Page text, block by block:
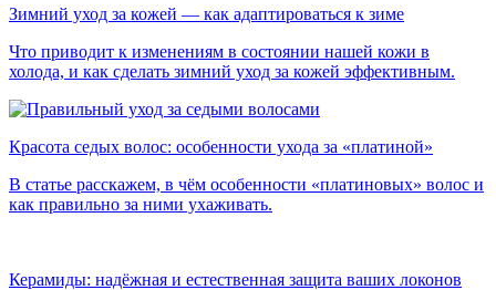
Зимний уход за кожей — как адаптироваться к зиме
Что приводит к изменениям в состоянии нашей кожи в
холода, и как сделать зимний уход за кожей эффективным.
Красота седых волос: особенности ухода за «платиной»
В статье расскажем, в чём особенности «платиновых» волос и
как правильно за ними ухаживать.
Керамиды: надёжная и естественная защита ваших локонов